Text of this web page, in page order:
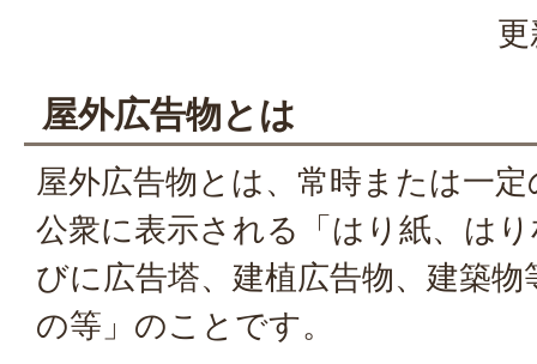
屋外広告物とは
屋外広告物とは、常時または一
公衆に表示される「はり紙、は
びに広告塔、建植広告物、建築
の等」のことです。